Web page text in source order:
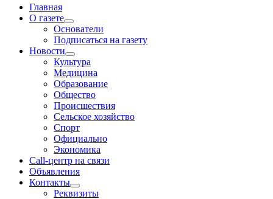
Главная
О газете
Основатели
Подписаться на газету
Новости
Культура
Медицина
Образование
Общество
Происшествия
Сельское хозяйство
Спорт
Официально
Экономика
Call-центр на связи
Объявления
Контакты
Реквизиты